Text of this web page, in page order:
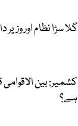
گلا سڑا نظام اور وزیر
کشمیر: بین الاقوامی
ہے؟